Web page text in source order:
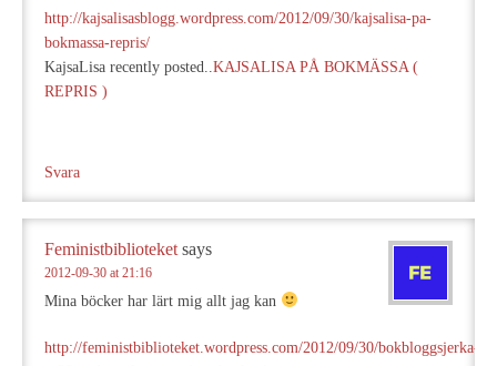
http://kajsalisasblogg.wordpress.com/2012/09/30/kajsalisa-pa-
bokmassa-repris/
KajsaLisa recently posted..KAJSALISA PÅ BOKMÄSSA (
REPRIS )
Svara
Feministbiblioteket says
2012-09-30 at 21:16
Mina böcker har lärt mig allt jag kan
http://feministbiblioteket.wordpress.com/2012/09/30/bokbloggsjerka-